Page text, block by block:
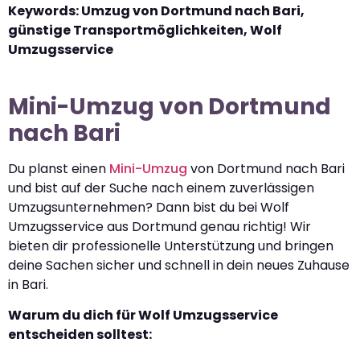
Keywords: Umzug von Dortmund nach Bari,
günstige Transportmöglichkeiten, Wolf
Umzugsservice
Mini-Umzug von Dortmund
nach Bari
Du planst einen Mini-Umzug von Dortmund nach Bari
und bist auf der Suche nach einem zuverlässigen
Umzugsunternehmen? Dann bist du bei Wolf
Umzugsservice aus Dortmund genau richtig! Wir
bieten dir professionelle Unterstützung und bringen
deine Sachen sicher und schnell in dein neues Zuhause
in Bari.
Warum du dich für Wolf Umzugsservice
entscheiden solltest: